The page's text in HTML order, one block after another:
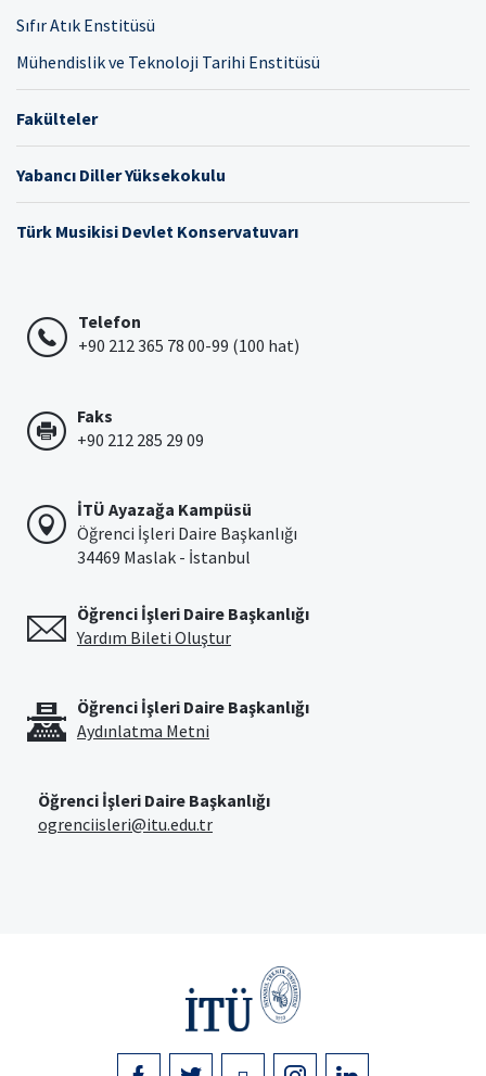
Sıfır Atık Enstitüsü
Mühendislik ve Teknoloji Tarihi Enstitüsü
Fakülteler
Yabancı Diller Yüksekokulu
Türk Musikisi Devlet Konservatuvarı
Telefon
+90 212 365 78 00-99 (100 hat)
Faks
+90 212 285 29 09
İTÜ Ayazağa Kampüsü
Öğrenci İşleri Daire Başkanlığı
34469 Maslak - İstanbul
Öğrenci İşleri Daire Başkanlığı
Yardım Bileti Oluştur
Öğrenci İşleri Daire Başkanlığı
Aydınlatma Metni
Öğrenci İşleri Daire Başkanlığı
ogrenciisleri@itu.edu.tr